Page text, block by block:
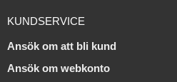
KUNDSERVICE
Ansök om att bli kund
Ansök om webkonto